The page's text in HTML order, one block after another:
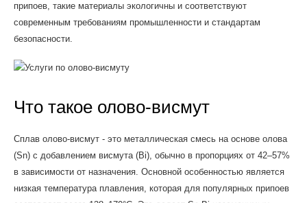
припоев, такие материалы экологичны и соответствуют
современным требованиям промышленности и стандартам
безопасности.
Что такое олово-висмут
Сплав олово-висмут - это металлическая смесь на основе олова
(Sn) с добавлением висмута (Bi), обычно в пропорциях от 42–57%
в зависимости от назначения. Основной особенностью является
низкая температура плавления, которая для популярных припоев